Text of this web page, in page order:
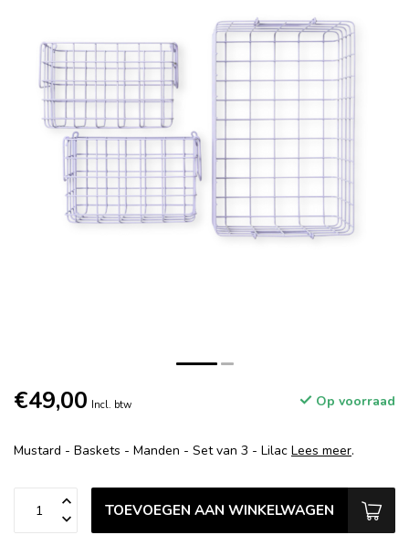
€49,00 Incl. btw Op voorraad
Mustard - Baskets - Manden - Set van 3 - Lilac Lees meer.
TOEVOEGEN AAN WINKELWAGEN